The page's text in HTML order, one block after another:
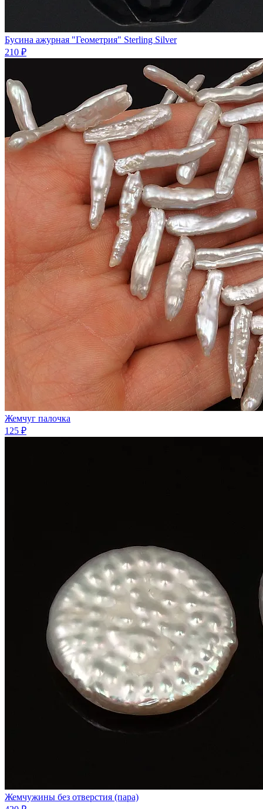
Бycинa ажурная "Геометрия" Sterling Silver
210 ₽
Жемчуг палочка
125 ₽
Жемчужины без отверстия (пара)